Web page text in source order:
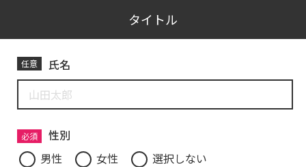
タイトル
任意 氏名
必須
性別
男性
女性 選択しない